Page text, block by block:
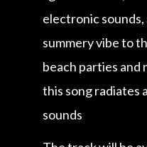
electronic sounds,
summery vibe to
beach parties
this song radiates
sounds